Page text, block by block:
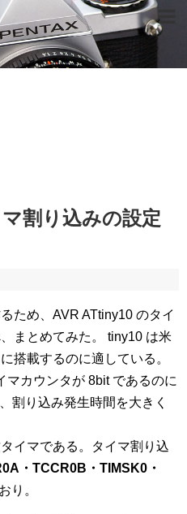
割り込みの設定
ため、AVR ATtiny10 のタイ
まとめてみた。
tiny10 は米
搭載するのに適している。
マカウンタが 8bit であるのに
割り込み発生時間を大きく
イマである。タイマ割り込
・TCCR0B・TIMSK0・
り。